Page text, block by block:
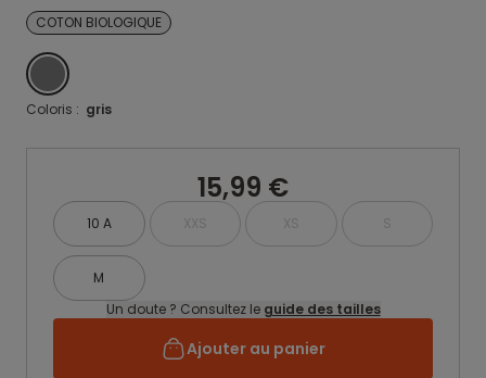
COTON BIOLOGIQUE
GRIS
Coloris : gris
15,99 €
10 A XXS XS S
M
Un doute ? Consultez le guide des tailles
Ajouter au panier